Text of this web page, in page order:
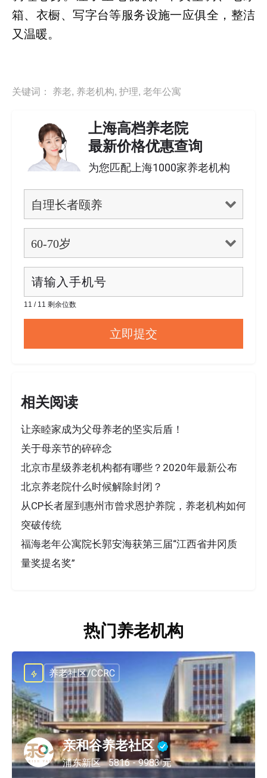
箱、衣橱、写字台等服务设施一应俱全，整洁
又温暖。
关键词： 养老, 养老机构, 护理, 老年公寓
上海高档养老院
最新价格优惠查询
为您匹配上海1000家养老机构
11 / 11 剩余位数
相关阅读
让亲睦家成为父母养老的坚实后盾！
关于母亲节的碎碎念
北京市星级养老机构都有哪些？2020年最新公布
北京养老院什么时候解除封闭？
从CP长者屋到惠州市曾求恩护养院，养老机构如何
突破传统
福海老年公寓院长郭安海获第三届“江西省井冈质
量奖提名奖”
热门养老机构
亲和谷养老社区
浦东新区 5816 - 9983 元
养老社区/CCRC